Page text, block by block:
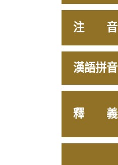
注 音
漢語拼音
釋 義